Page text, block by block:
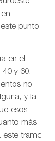
punto
en el
40 y 60.
no
y la
esos
más
este tramo